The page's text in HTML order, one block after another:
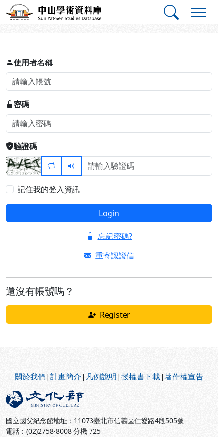
跳到主要內容
中山學術資料庫
登入
使用者名稱
密碼
驗證碼
記住我的登入資訊
Login
忘記密碼?
重寄認證信
還沒有帳號嗎？
Register
關於我們|計畫簡介| 凡例說明|授權書下載|著作權宣告
國立國父紀念館地址：11073臺北市信義區仁愛路4段505號
電話：(02)2758-8008 分機 725